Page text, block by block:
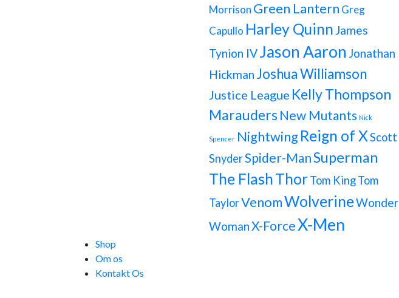
Morrison Green Lantern Greg
Capullo Harley Quinn James
Tynion IVJason Aaron Jonathan
Hickman Joshua Williamson
Justice League Kelly Thompson
Marauders New Mutants Nick
Spencer Nightwing Reign of XScott
SnyderSpider-ManSuperman
The FlashThor Tom King Tom
TaylorVenomWolverineWonder
WomanX-ForceX-Men
Shop
Om os
Kontakt Os